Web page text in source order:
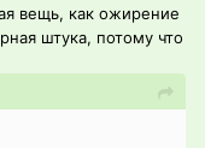
вещь, как ожирение
штука, потому что